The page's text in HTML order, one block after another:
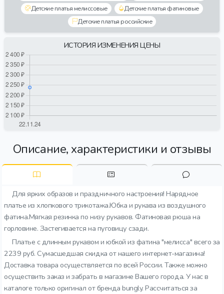
Детские платья мелиссовые
Детские платья фатиновые
Детские платья российские
ИСТОРИЯ ИЗМЕНЕНИЯ ЦЕНЫ
Описание, характеристики и отзывы
Для ярких образов и праздничного настроения! Нарядное
платье из хлопкового трикотажа.Юбка и рукава из воздушного
фатина.Мягкая резинка по низу рукавов. Фатиновая рюша на
горловине. Застегивается на пуговицу сзади.
Платье с длинным рукавом и юбкой из фатина "мелисса" всего за
2239 руб. Сумасшедшая скидка от нашего интернет-магазина!
Доставка товара осуществляется по всей России. Также можно
осуществить заказ и забрать в магазине Вашего города. У нас в
каталоге только оригинал от бренда bungly. Рассчитаться за